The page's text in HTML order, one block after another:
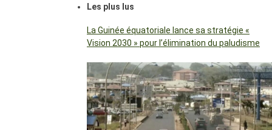
Les plus lus
La Guinée équatoriale lance sa stratégie «
Vision 2030 » pour l’élimination du paludisme